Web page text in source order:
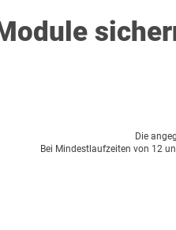
Die
Bei Mindestlaufzeiten von 12